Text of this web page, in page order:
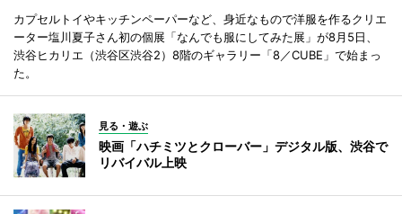
カプセルトイやキッチンペーパーなど、身近なもので洋服を作るクリエ
ーター塩川夏子さん初の個展「なんでも服にしてみた展」が8月5日、
渋谷ヒカリエ（渋谷区渋谷2）8階のギャラリー「8／CUBE」で始まっ
た。
見る・遊ぶ
映画「ハチミツとクローバー」デジタル版、渋谷で
リバイバル上映